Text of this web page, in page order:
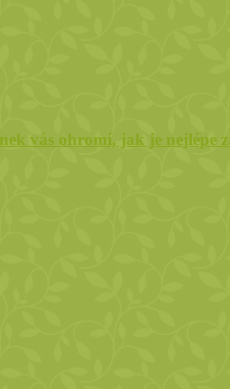
vás ohromí, jak je nejlépe